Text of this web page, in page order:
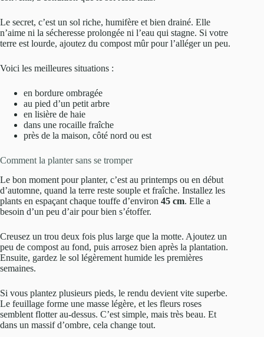
Le secret, c’est un sol riche, humifère et bien drainé. Elle
n’aime ni la sécheresse prolongée ni l’eau qui stagne. Si votre
terre est lourde, ajoutez du compost mûr pour l’alléger un peu.
Voici les meilleures situations :
en bordure ombragée
au pied d’un petit arbre
en lisière de haie
dans une rocaille fraîche
près de la maison, côté nord ou est
Comment la planter sans se tromper
Le bon moment pour planter, c’est au printemps ou en début
d’automne, quand la terre reste souple et fraîche. Installez les
plants en espaçant chaque touffe d’environ 45 cm. Elle a
besoin d’un peu d’air pour bien s’étoffer.
Creusez un trou deux fois plus large que la motte. Ajoutez un
peu de compost au fond, puis arrosez bien après la plantation.
Ensuite, gardez le sol légèrement humide les premières
semaines.
Si vous plantez plusieurs pieds, le rendu devient vite superbe.
Le feuillage forme une masse légère, et les fleurs roses
semblent flotter au-dessus. C’est simple, mais très beau. Et
dans un massif d’ombre, cela change tout.